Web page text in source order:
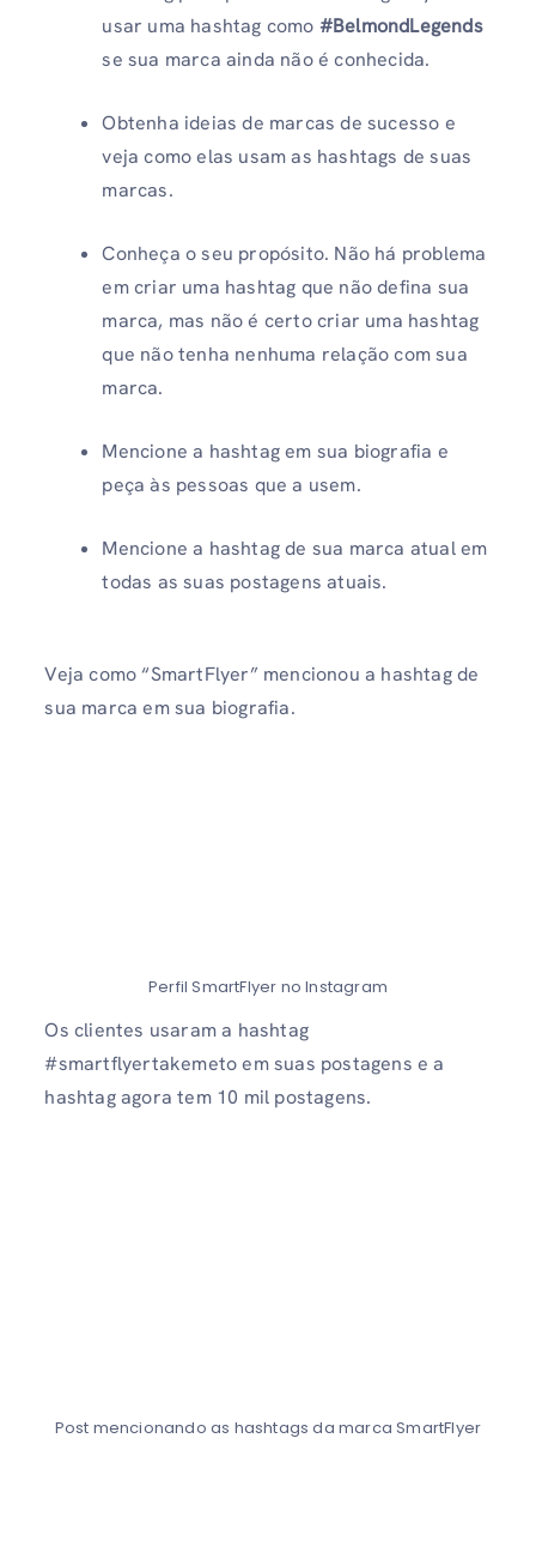
usar uma hashtag como #BelmondLegends
se sua marca ainda não é conhecida.
Obtenha ideias de marcas de sucesso e
veja como elas usam as hashtags de suas
marcas.
Conheça o seu propósito. Não há problema
em criar uma hashtag que não defina sua
marca, mas não é certo criar uma hashtag
que não tenha nenhuma relação com sua
marca.
Mencione a hashtag em sua biografia e
peça às pessoas que a usem.
Mencione a hashtag de sua marca atual em
todas as suas postagens atuais.
Veja como “SmartFlyer” mencionou a hashtag de
sua marca em sua biografia.
Perfil SmartFlyer no Instagram
Os clientes usaram a hashtag
#smartflyertakemeto em suas postagens e a
hashtag agora tem 10 mil postagens.
Post mencionando as hashtags da marca SmartFlyer